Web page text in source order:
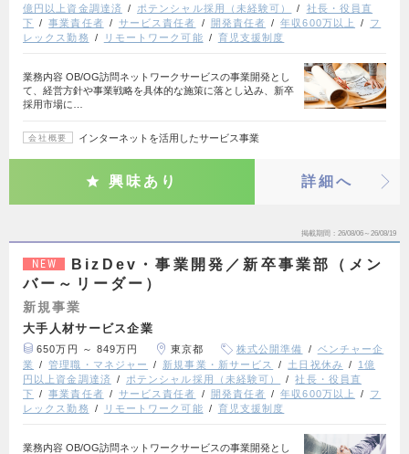
億円以上資金調達済
ポテンシャル採用（未経験可）
社長・役員直
下
事業責任者 サービス責任者 開発責任者 年収600万以上
フ
レックス勤務
リモートワーク可能 育児支援制度
業務内容 OB/OG訪問ネットワークサービスの事業開発とし
て、経営方針や事業戦略を具体的な施策に落とし込み、新卒
採用市場に…
会社概要 インターネットを活用したサービス事業
興味あり 詳細へ
掲載期間 26/08/06～26/08/19
NEW
BizDev・事業開発／新卒事業部（メン
バー～リーダー）
新規事業
大手人材サービス企業
650万円 ～ 849万円 東京都 株式公開準備
ベンチャー企
業
管理職・マネジャー 新規事業・新サービス 土日祝休み
1億
円以上資金調達済
ポテンシャル採用（未経験可）
社長・役員直
下
事業責任者 サービス責任者 開発責任者 年収600万以上
フ
レックス勤務
リモートワーク可能 育児支援制度
業務内容 OB/OG訪問ネットワークサービスの事業開発とし